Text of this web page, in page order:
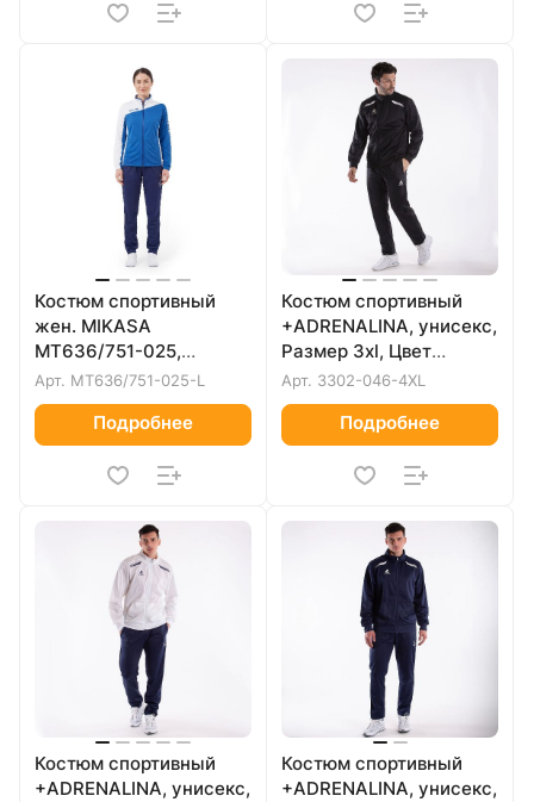
Костюм спортивный
жен. MIKASA
MT636/751-025,
Размер l
Арт. MT636/751-025-L
Подробнее
Костюм спортивный
+ADRENALINA, унисекс,
Размер 3xl, Цвет
Черный
Арт. 3302-046-4XL
Подробнее
Костюм спортивный
+ADRENALINA, унисекс,
Костюм спортивный
+ADRENALINA, унисекс,